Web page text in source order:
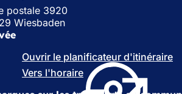
postale 3920
Wiesbaden
Ouvrir le planificateur d'itinéraire
Vers l'horaire
S